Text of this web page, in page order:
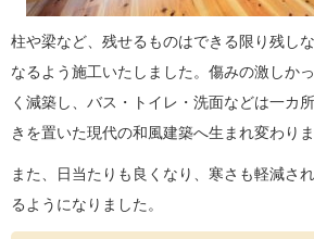
柱や梁など、残せるものはできる限り残し
なるよう施工いたしました。傷みの激しか
く減築し、バス・トイレ・洗面などは一カ
きを置いた現代の和風建築へ生まれ変わりま
また、日当たりも良くなり、寒さも軽減さ
るようになりました。